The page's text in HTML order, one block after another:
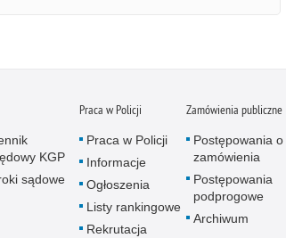
KGP
sądowe
Praca w Policji
Praca w Policji
Informacje
Ogłoszenia
Listy rankingowe
Rekrutacja
Zamówienia publiczne
Postępowania o
zamówienia
Postępowania
podprogowe
Archiwum